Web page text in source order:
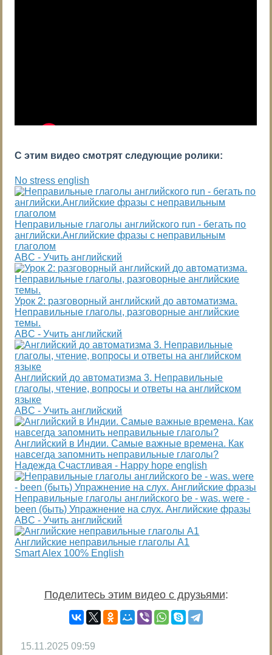
С этим видео смотрят следующие ролики:
No stress english
Неправильные глаголы английского run - бегать по
английски.Английские фразы с неправильным
глаголом
ABC - Учить английский
Урок 2: разговорный английский до автоматизма.
Неправильные глаголы, разговорные английские
темы.
ABC - Учить английский
Английский до автоматизма 3. Неправильные
глаголы, чтение, вопросы и ответы на английском
языке
ABC - Учить английский
Английский в Индии. Самые важные времена. Как
навсегда запомнить неправильные глаголы?
Надежда Cчастливая - Happy hope english
Неправильные глаголы английского be - was. were -
been (быть) Упражнение на слух. Английские фразы
ABC - Учить английский
Английские неправильные глаголы A1
Smart Alex 100% English
Поделитесь этим видео с друзьями:
15.11.2025 09:59